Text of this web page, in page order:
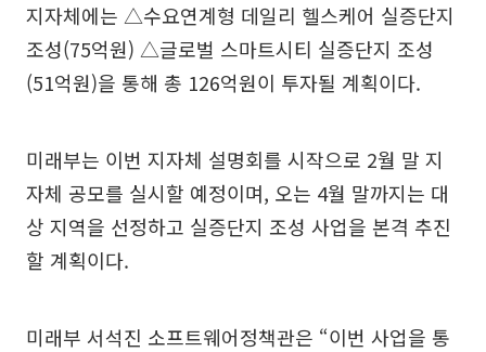
지자체에는 △수요연계형 데일리 헬스케어 실증단지
조성(75억원) △글로벌 스마트시티 실증단지 조성
(51억원)을 통해 총 126억원이 투자될 계획이다.
미래부는 이번 지자체 설명회를 시작으로 2월 말 지
자체 공모를 실시할 예정이며, 오는 4월 말까지는 대
상 지역을 선정하고 실증단지 조성 사업을 본격 추진
할 계획이다.
미래부 서석진 소프트웨어정책관은 “이번 사업을 통